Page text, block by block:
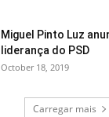
Miguel Pinto Luz
liderança do PSD
October 18, 2019
Carregar mais